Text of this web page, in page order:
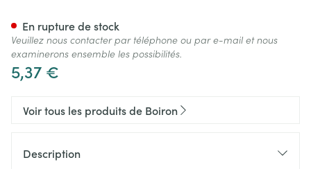
5,37 €
En rupture de stock
Veuillez nous contacter par téléphone ou par e-mail et nous
examinerons ensemble les possibilités.
Voir tous les produits de Boiron
Description